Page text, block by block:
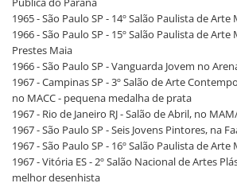
1965 - São Paulo SP - 14º Salão Paulista de
1966 - São Paulo SP - 15º Salão Paulista de
Prestes Maia
1966 - São Paulo SP - Vanguarda Jovem no
1967 - Campinas SP - 3º Salão de Arte
no MACC - pequena medalha de prata
1967 - Rio de Janeiro RJ - Salão de Abril, no
1967 - São Paulo SP - Seis Jovens Pintores, na
1967 - São Paulo SP - 16º Salão Paulista de
1967 - Vitória ES - 2º Salão Nacional de Artes
melhor desenhista